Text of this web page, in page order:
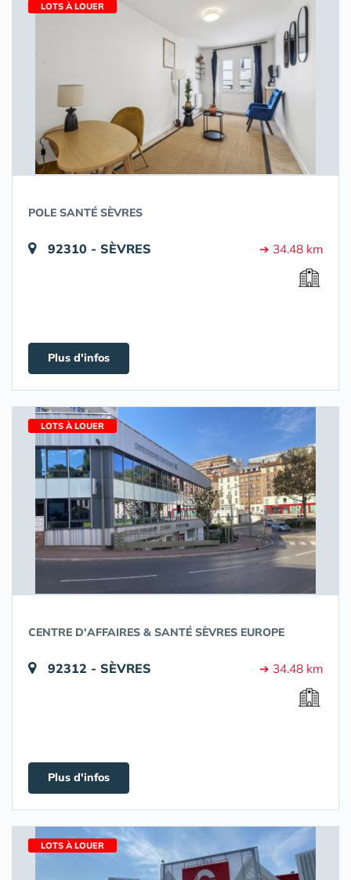
LOTS À LOUER
POLE SANTÉ SÈVRES
92310 - SÈVRES ➔ 34.48 km
Plus d'infos
LOTS À LOUER
CENTRE D'AFFAIRES & SANTÉ SÈVRES EUROPE
92312 - SÈVRES ➔ 34.48 km
Plus d'infos
LOTS À LOUER